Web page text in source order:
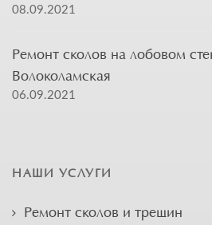
08.09.2021
Ремонт сколов на лобовом
Волоколамская
06.09.2021
НАШИ УСЛУГИ
Ремонт сколов и трещин